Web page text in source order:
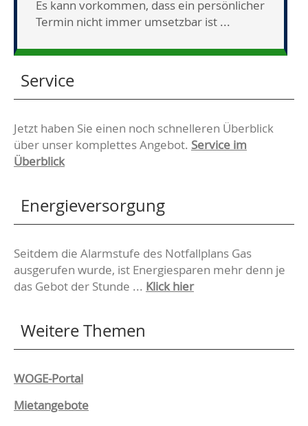
Es kann vorkommen, dass ein persönlicher
Termin nicht immer umsetzbar ist ...
Service
Jetzt haben Sie einen noch schnelleren Überblick
über unser komplettes Angebot. Service im
Überblick
Energieversorgung
Seitdem die Alarmstufe des Notfallplans Gas
ausgerufen wurde, ist Energiesparen mehr denn je
das Gebot der Stunde ... Klick hier
Weitere Themen
Navigation
WOGE-Portal
Mietangebote